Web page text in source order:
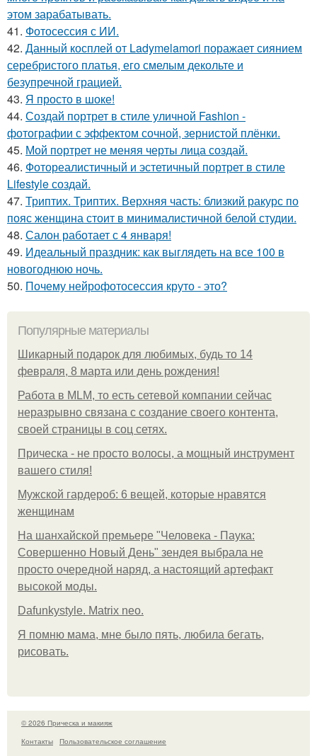
этом зарабатывать.
41. Фотосессия с ИИ.
42. Данный косплей от Ladymelamori поражает сиянием
серебристого платья, его смелым декольте и
безупречной грацией.
43. Я просто в шоке!
44. Создай портрет в стиле уличной Fashion -
фотографии с эффектом сочной, зернистой плёнки.
45. Мой портрет не меняя черты лица создай.
46. Фотореалистичный и эстетичный портрет в стиле
Lifestyle создай.
47. Триптих. Триптих. Верхняя часть: близкий ракурс по
пояс женщина стоит в минималистичной белой студии.
48. Салон работает с 4 января!
49. Идеальный праздник: как выглядеть на все 100 в
новогоднюю ночь.
50. Почему нейрофотосессия круто - это?
Популярные материалы
Шикарный подарок для любимых, будь то 14
февраля, 8 марта или день рождения!
Работа в MLM, то есть сетевой компании сейчас
неразрывно связана с создание своего контента,
своей страницы в соц сетях.
Прическа - не просто волосы, а мощный инструмент
вашего стиля!
Мужской гардероб: 6 вещей, которые нравятся
женщинам
На шанхайской премьере "Человека - Паука:
Совершенно Новый День" зендея выбрала не
просто очередной наряд, а настоящий артефакт
высокой моды.
Dafunkystyle. Matrix neo.
Я помню мама, мне было пять, любила бегать,
рисовать.
© 2026 Прическа и макияж
Контакты
Пользовательское соглашение